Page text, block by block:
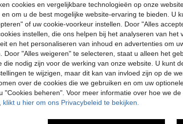
Nuttig (3)
Bekijken
cookies en vergelijkbare technologieën op onze
om u de best mogelijke website-ervaring te bieden. U
of uw cookie-voorkeur instellen. Door "Alles
instellen, die ons helpen bij het analyseren van het
en het personaliseren van inhoud en advertenties om
Door "Alles weigeren" te selecteren, staat u alleen het
die nodig zijn voor de werking van onze website. U kunt
te wijzigen, maar dit kan van invloed zijn op de
over de cookies die we gebruiken en om uw
"Cookies beheren". Voor meer informatie over hoe we
klikt u hier om ons Privacybeleid te bekijken.